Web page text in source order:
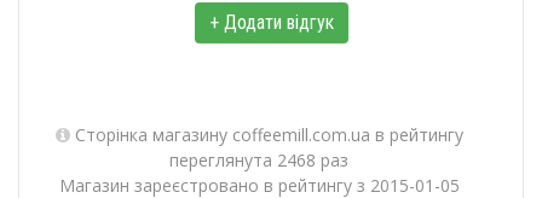
+ Додати відгук
Сторінка магазину coffeemill.com.ua в рейтингу
переглянута 2468 раз
Магазин зареєстровано в рейтингу з 2015-01-05